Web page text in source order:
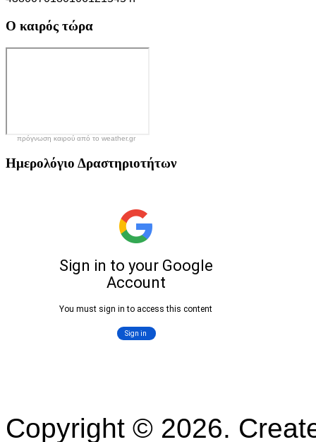
Ο καιρός τώρα
πρόγνωση καιρού από το weather.gr
Ημερολόγιο Δραστηριοτήτων
Copyright © 2026.